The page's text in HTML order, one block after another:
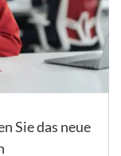
Sie das neue